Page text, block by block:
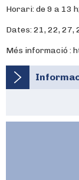
Horari: de 9 a 13
Dates: 21, 22, 27,
Més informació :